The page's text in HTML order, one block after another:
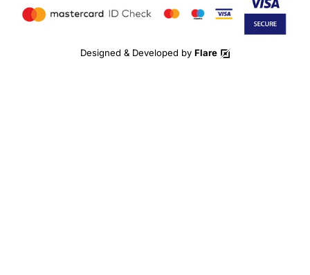
Designed & Developed by Flare